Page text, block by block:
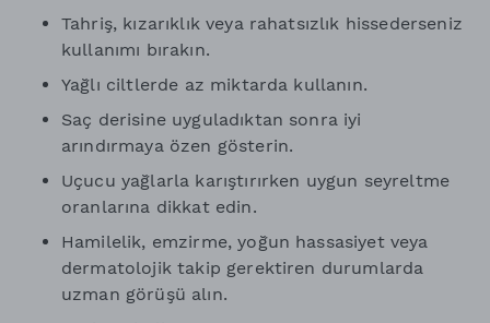
Tahriş, kızarıklık veya rahatsızlık hissederseniz
kullanımı bırakın.
Yağlı ciltlerde az miktarda kullanın.
Saç derisine uyguladıktan sonra iyi
arındırmaya özen gösterin.
Uçucu yağlarla karıştırırken uygun seyreltme
oranlarına dikkat edin.
Hamilelik, emzirme, yoğun hassasiyet veya
dermatolojik takip gerektiren durumlarda
uzman görüşü alın.